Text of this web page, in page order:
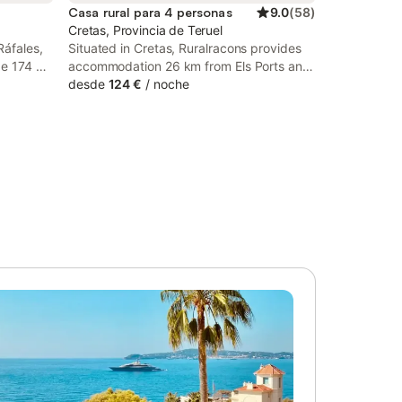
m²
y
para
Casa rural para 4 personas 9.0(58)
Cretas, Provincia de Teruel
Situated in Cretas, Ruralracons provides
accommodation 26 km from Els Ports and
49 km from Tortosa Cathedral. With
desde 124 € / noche